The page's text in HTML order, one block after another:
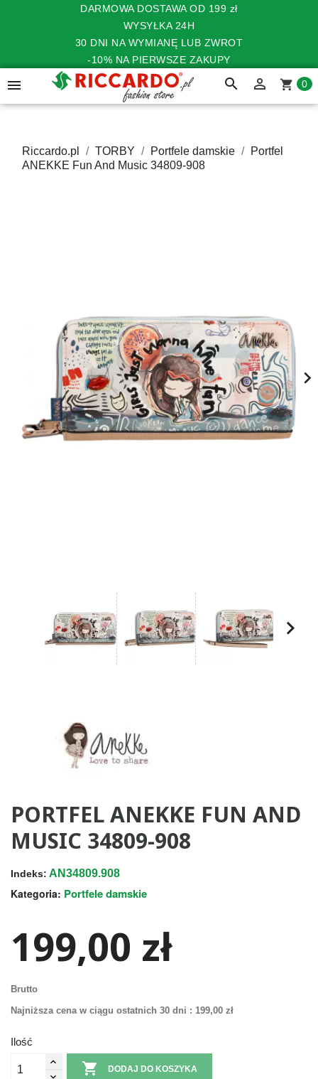
DARMOWA DOSTAWA OD 199 zł
WYSYŁKA 24H
30 DNI NA WYMIANĘ LUB ZWROT
-10% NA PIERWSZE ZAKUPY
 search  shopping_cart 0
Riccardo.pl TORBY Portfele damskie
Portfel
ANEKKE Fun And Music 34809-908

PORTFEL ANEKKE FUN AND
MUSIC 34809-908
Indeks: AN34809.908
Kategoria: Portfele damskie
199,00 zł
Brutto
Najniższa cena w ciągu ostatnich 30 dni : 199,00 zł
Ilość
 DODAJ DO KOSZYKA